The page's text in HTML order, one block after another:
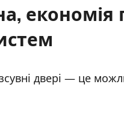
економія
двері — це